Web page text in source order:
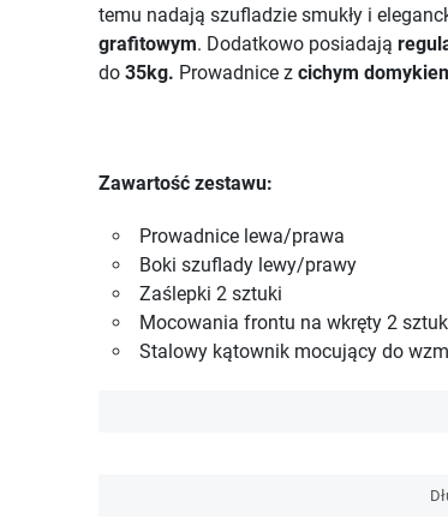
temu nadają szufladzie smukły i
grafitowym. Dodatkowo posiadają
do 35kg. Prowadnice z cichym
Zawartość zestawu:
Prowadnice lewa/prawa
Boki szuflady lewy/prawy
Zaślepki 2 sztuki
Mocowania frontu na wkręty 2
Stalowy kątownik mocujący do